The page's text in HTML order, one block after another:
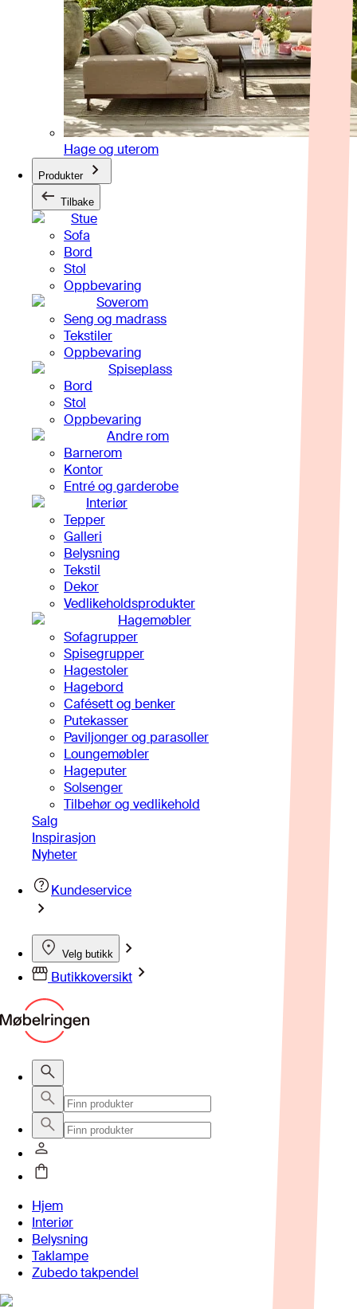
Hage og uterom
Produkter
Tilbake
Stue
Sofa
Bord
Stol
Oppbevaring
Soverom
Seng og madrass
Tekstiler
Oppbevaring
Spiseplass
Bord
Stol
Oppbevaring
Andre rom
Barnerom
Kontor
Entré og garderobe
Interiør
Tepper
Galleri
Belysning
Tekstil
Dekor
Vedlikeholdsprodukter
Hagemøbler
Sofagrupper
Spisegrupper
Hagestoler
Hagebord
Cafésett og benker
Putekasser
Paviljonger og parasoller
Loungemøbler
Hageputer
Solsenger
Tilbehør og vedlikehold
Salg
Inspirasjon
Nyheter
Kundeservice
Velg butikk
Butikkoversikt
Hjem
Interiør
Belysning
Taklampe
Zubedo takpendel